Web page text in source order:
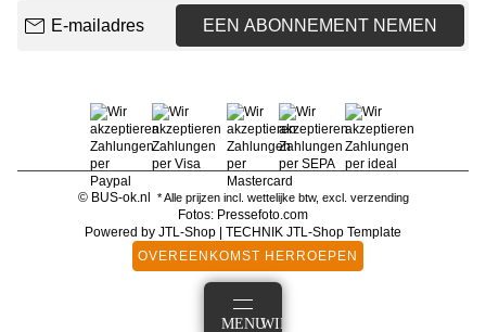
EEN ABONNEMENT NEMEN
© BUS-ok.nl * Alle prijzen incl. wettelijke btw, excl. verzending
Fotos: Pressefoto.com
Powered by JTL-Shop
TECHNIK JTL-Shop Template
OVEREENKOMST HERROEPEN
MENUWINKELMANDJE